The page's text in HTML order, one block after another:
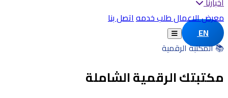
معرض الاعمالطلب خدمهاتصل بنا
EN
📚 المكتبة الرقمية
مكتبتك الرقمية الشاملة